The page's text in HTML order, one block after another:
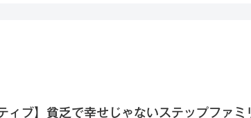
ィブ】貧乏で幸せじゃないステップファミ